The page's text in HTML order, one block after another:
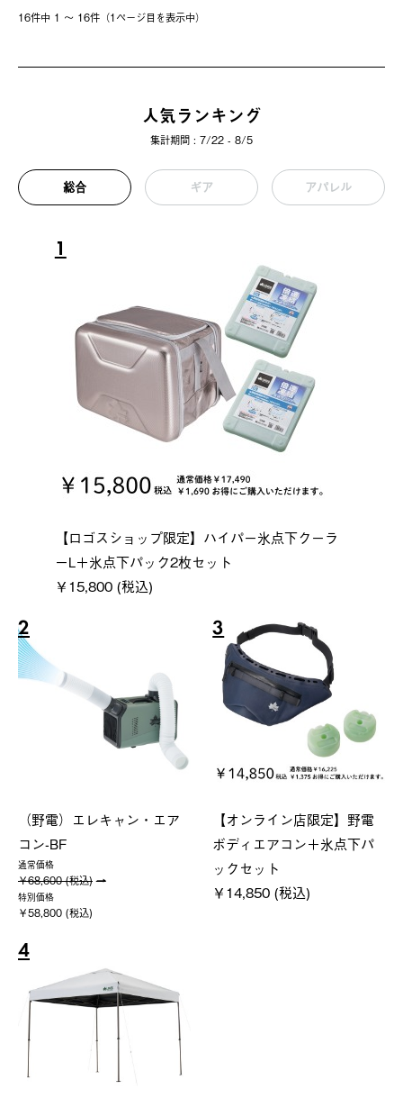
16件中 1 〜 16件（1ページ⽬を表⽰中）
人気ランキング
集計期間 : 7/22 - 8/5
総合 ギア アパレル
1
【ロゴスショップ限定】ハイパー氷点下クーラ
ーL＋氷点下パック2枚セット
￥15,800 (税込)
2
（野電）エレキャン・エア
コン-BF
通常価格
￥68,600 (税込)
特別価格
￥58,800 (税込)
3
【オンライン店限定】野電
ボディエアコン＋氷点下パ
ックセット
￥14,850 (税込)
4